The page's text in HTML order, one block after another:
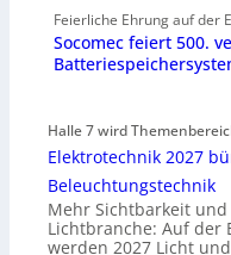
Feierliche Ehrung auf der
Socomec feiert 500.
Halle 7 wird
Elektrotechnik 2027
Beleuchtungstechnik
Mehr Sichtbarkeit
Lichtbranche: Auf der
werden 2027 Licht